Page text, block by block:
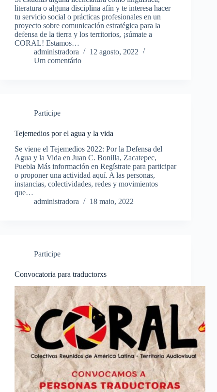
literatura o alguna disciplina afín y te interesa hacer
tu servicio social o prácticas profesionales en un
proyecto sobre comunicación estratégica para la
defensa de la tierra y los territorios, ¡súmate a
CORAL! Estamos…
administradora
12 agosto, 2022
Um comentário
Participe
Tejemedios por el agua y la vida
Se viene el Tejemedios 2022: Por la Defensa del
Agua y la Vida en Juan C. Bonilla, Zacatepec,
Puebla Más información en Regístrate para participar
o proponer una actividad aquí. A las personas,
instancias, colectividades, redes y movimientos
que…
administradora
18 maio, 2022
Participe
Convocatoria para traductorxs